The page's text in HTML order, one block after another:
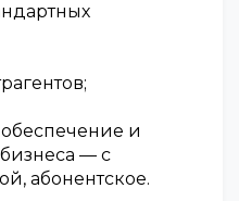
и
— с
абонентское.